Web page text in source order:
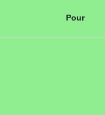
Pour